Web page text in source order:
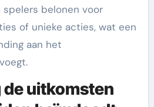
spelers belonen voor
of unieke acties, wat een
aan het
de uitkomsten